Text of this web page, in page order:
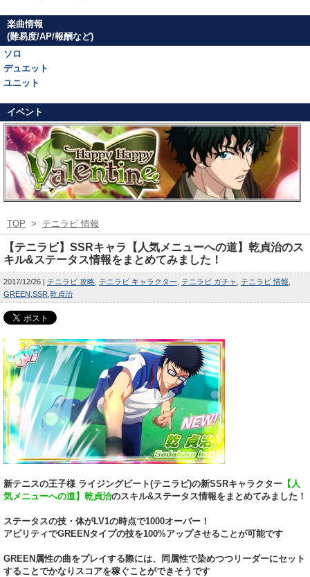
楽曲情報
(難易度/AP/報酬など)
ソロ
デュエット
ユニット
イベント
TOP > テニラビ 情報
【テニラビ】SSRキャラ【人気メニューへの道】乾貞治のス
キル&ステータス情報をまとめてみました！
2017/12/26 テニラビ 攻略 テニラビ キャラクター テニラビ ガチャ
テニラビ 情報
GREEN SSR 乾貞治
新テニスの王子様 ライジングビート(テニラビ)の新SSRキャラクター 【人
気メニューへの道】乾貞治のスキル&ステータス情報をまとめてみました！
ステータスの技・体がLV1の時点で1000オーバー！
アビリティでGREENタイプの技を100%アップさせることが可能です
GREEN属性の曲をプレイする際には、同属性で染めつつリーダーにセット
することでかなりスコアを稼ぐことができそうです